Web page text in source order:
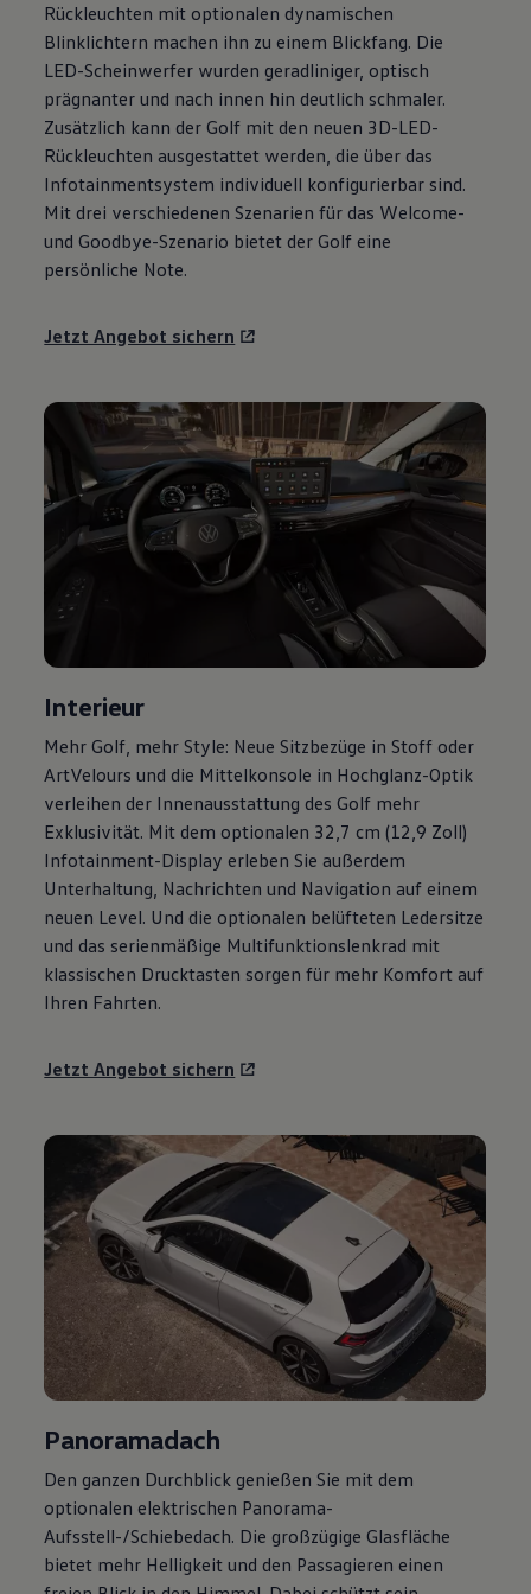
Motorenöl und Flüssigkeiten
Räder und Reifen
Pannen- und Unfallhilfe
Economy Service
Volkswagen Teile
Zubehör
Modellspezifisches Zubehör
Schutz und Pflege
Transport
Entertainment und Elektronik
Individualisieren
Wallbox und Ladekabel
Digitale Extras
Handy und Fahrzeug verbinden
Vorgängermodelle
Kundeninformationen
Volkswagen Kundenbetreuung
Warn- und Kontrollleuchten
Assistenzsysteme
Digitale Betriebsanleitung
Live Beratung
Magazin
Lifestyle
Transport
Volkswagen Kundenbetreuung
Rückleuchten mit optionalen dynamischen
Blinklichtern machen ihn zu einem Blickfang. Die
LED-Scheinwerfer wurden geradliniger, optisch
prägnanter und nach innen hin deutlich schmaler.
Zusätzlich kann der Golf mit den neuen 3D-LED-
Rückleuchten ausgestattet werden, die über das
Infotainmentsystem individuell konfigurierbar sind.
Mit drei verschiedenen Szenarien für das Welcome-
und Goodbye-Szenario bietet der Golf eine
persönliche Note.
Jetzt Angebot sichern
Interieur
Mehr Golf , mehr Style: Neue Sitzbezüge in Stoff oder
ArtVelours und die Mittelkonsole in Hochglanz-Optik
verleihen der Innenausstattung des Golf mehr
Exklusivität. Mit dem optionalen 32,7 cm (12,9 Zoll)
Infotainment-Display erleben Sie außerdem
Unterhaltung, Nachrichten und Navigation auf einem
neuen Level. Und die optionalen belüfteten Ledersitze
und das serienmäßige Multifunktionslenkrad mit
klassischen Drucktasten sorgen für mehr Komfort auf
Ihren Fahrten.
Jetzt Angebot sichern
Panoramadach
Den ganzen Durchblick genießen Sie mit dem
optionalen elektrischen Panorama-
Aufsstell-/Schiebedach. Die großzügige Glasfläche
bietet mehr Helligkeit und den Passagieren einen